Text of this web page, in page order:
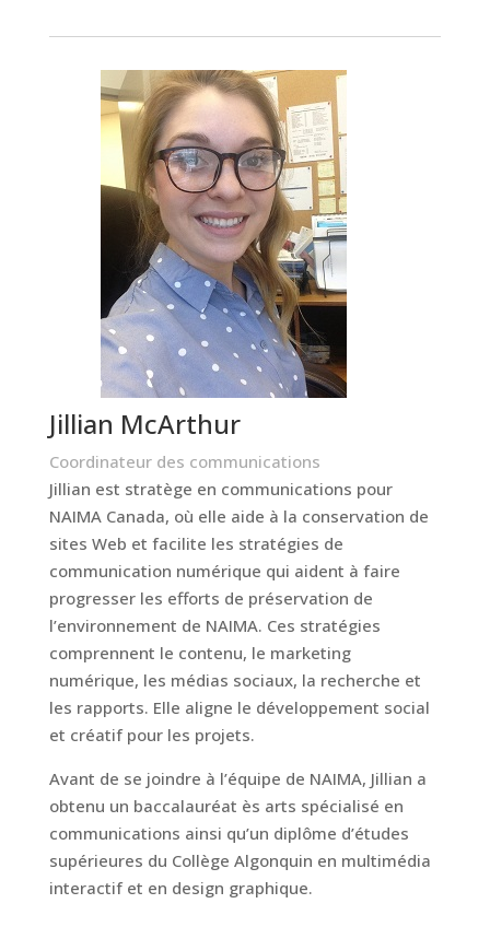
Jillian McArthur
Coordinateur des communications
Jillian est stratège en communications pour
NAIMA Canada, où elle aide à la conservation de
sites Web et facilite les stratégies de
communication numérique qui aident à faire
progresser les efforts de préservation de
l’environnement de NAIMA. Ces stratégies
comprennent le contenu, le marketing
numérique, les médias sociaux, la recherche et
les rapports. Elle aligne le développement social
et créatif pour les projets.
Avant de se joindre à l’équipe de NAIMA, Jillian a
obtenu un baccalauréat ès arts spécialisé en
communications ainsi qu’un diplôme d’études
supérieures du Collège Algonquin en multimédia
interactif et en design graphique.